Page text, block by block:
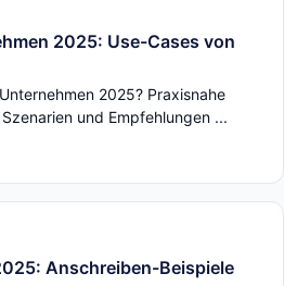
2025: Use-Cases von
2025? Praxisnahe
und Empfehlungen ...
Anschreiben-Beispiele